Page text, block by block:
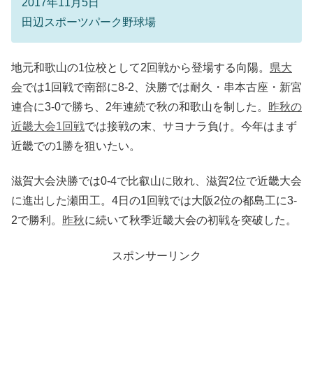
田辺スポーツパーク野球場
地元和歌山の1位校として2回戦から登場する向陽。 県大
会では1回戦で南部に8-2、決勝では耐久・串本古座・新宮
連合に3-0で勝ち、2年連続で秋の和歌山を制した。 昨秋の
近畿大会1回戦では接戦の末、サヨナラ負け。今年はまず
近畿での1勝を狙いたい。
滋賀大会決勝では0-4で比叡山に敗れ、滋賀2位で近畿大会
に進出した瀬田工。4日の1回戦では大阪2位の都島工に3-
2で勝利。 昨秋に続いて秋季近畿大会の初戦を突破した。
スポンサーリンク